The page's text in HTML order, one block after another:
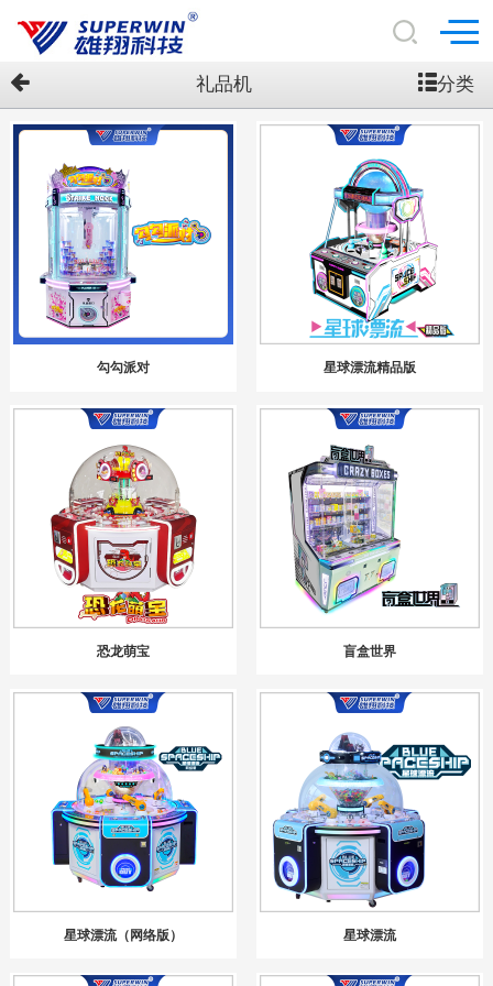
礼品机 分类
勾勾派对 星球漂流精品版
恐龙萌宝 盲盒世界
星球漂流（网络版） 星球漂流